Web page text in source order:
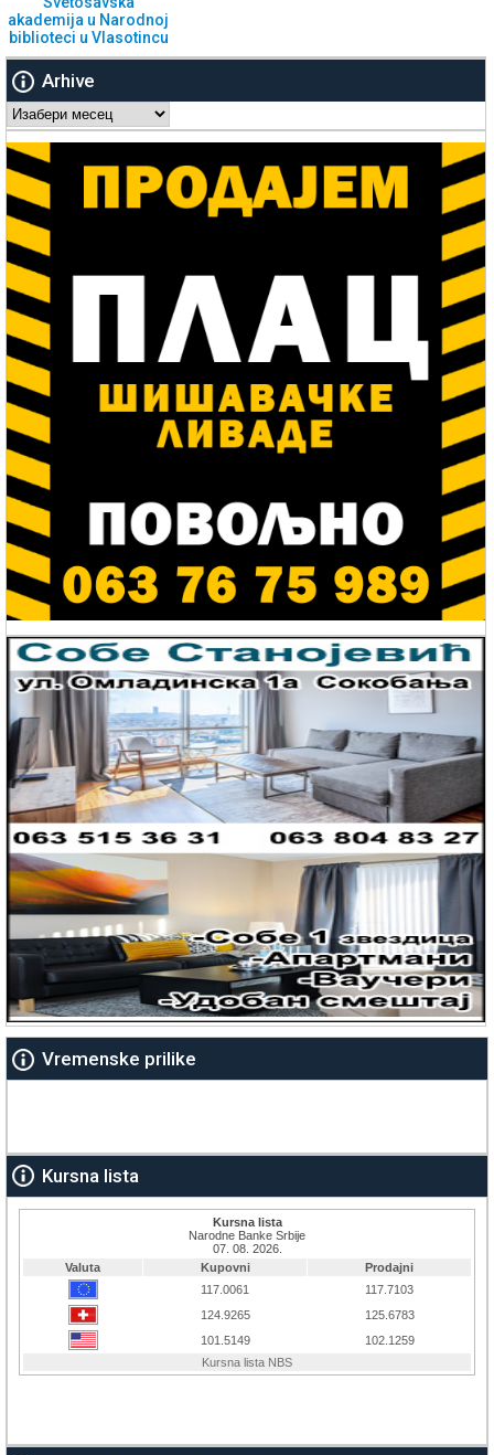
akademija u Narodnoj
biblioteci u Vlasotincu
Arhive
Arhive
Vremenske prilike
Kursna lista